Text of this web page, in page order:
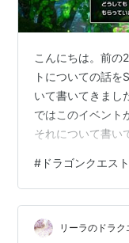
こんにちは。前の
トについての話
いて書いてきまし
ではこのイベント
それについて書い
同じですが、宿屋
ボス戦を終えた後
メイク前はハーゴ
HD-2D版ではベラ
# ドラゴンクエス
リーラのドラク